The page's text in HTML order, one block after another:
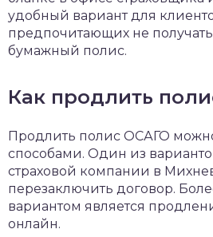
удобный вариант для
предпочитающих не
бумажный полис.
Как продлить
Продлить полис ОСАГО
способами. Один из
страховой компании в
перезаключить договор.
вариантом является
онлайн.